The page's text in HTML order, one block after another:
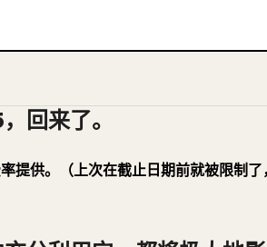
回来了。
提供。（上次在截止日期前就被限制